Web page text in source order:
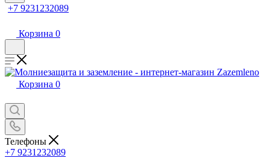
+7 9231232089
Корзина 0
Корзина 0
Телефоны
+7 9231232089